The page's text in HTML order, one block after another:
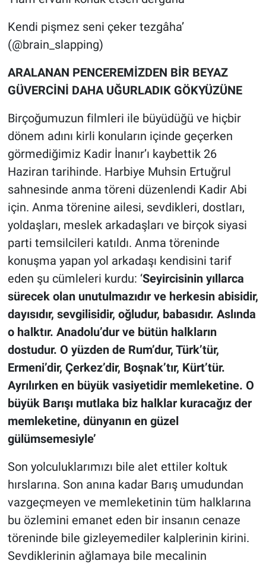
Kendi pişmez seni çeker tezgâha’
(@brain_slapping)
ARALANAN PENCEREMİZDEN BİR BEYAZ
GÜVERCİNİ DAHA UĞURLADIK GÖKYÜZÜNE
Birçoğumuzun filmleri ile büyüdüğü ve hiçbir
dönem adını kirli konuların içinde geçerken
görmediğimiz Kadir İnanır’ı kaybettik 26
Haziran tarihinde. Harbiye Muhsin Ertuğrul
sahnesinde anma töreni düzenlendi Kadir Abi
için. Anma törenine ailesi, sevdikleri, dostları,
yoldaşları, meslek arkadaşları ve birçok siyasi
parti temsilcileri katıldı. Anma töreninde
konuşma yapan yol arkadaşı kendisini tarif
eden şu cümleleri kurdu: ‘Seyircisinin yıllarca
sürecek olan unutulmazıdır ve herkesin abisidir,
dayısıdır, sevgilisidir, oğludur, babasıdır. Aslında
o halktır. Anadolu’dur ve bütün halkların
dostudur. O yüzden de Rum’dur, Türk’tür,
Ermeni’dir, Çerkez’dir, Boşnak’tır, Kürt’tür.
Ayrılırken en büyük vasiyetidir memleketine. O
büyük Barışı mutlaka biz halklar kuracağız der
memleketine, dünyanın en güzel
gülümsemesiyle’
Son yolculuklarımızı bile alet ettiler koltuk
hırslarına. Son anına kadar Barış umudundan
vazgeçmeyen ve memleketinin tüm halklarına
bu özlemini emanet eden bir insanın cenaze
töreninde bile gizleyemediler kalplerinin kirini.
Sevdiklerinin ağlamaya bile mecalinin